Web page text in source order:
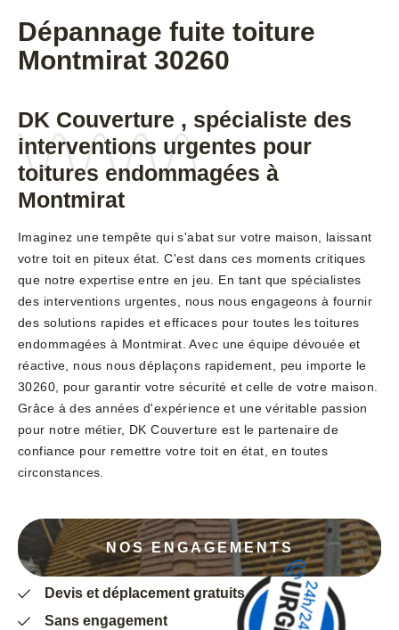
Dépannage fuite toiture
Montmirat 30260
DK Couverture , spécialiste des
interventions urgentes pour
toitures endommagées à
Montmirat
Imaginez une tempête qui s'abat sur votre maison, laissant
votre toit en piteux état. C'est dans ces moments critiques
que notre expertise entre en jeu. En tant que spécialistes
des interventions urgentes, nous nous engageons à fournir
des solutions rapides et efficaces pour toutes les toitures
endommagées à Montmirat. Avec une équipe dévouée et
réactive, nous nous déplaçons rapidement, peu importe le
30260, pour garantir votre sécurité et celle de votre maison.
Grâce à des années d'expérience et une véritable passion
pour notre métier, DK Couverture est le partenaire de
confiance pour remettre votre toit en état, en toutes
circonstances.
NOS ENGAGEMENTS
Devis et déplacement gratuits
Sans engagement